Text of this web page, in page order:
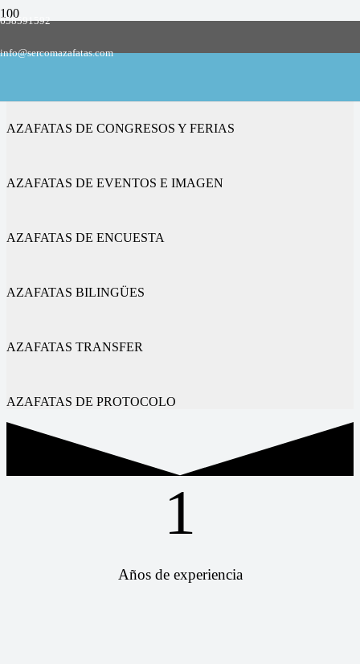
658591592
info@sercomazafatas.com
AZAFATAS DE CONGRESOS Y FERIAS
AZAFATAS DE EVENTOS E IMAGEN
AZAFATAS DE ENCUESTA
AZAFATAS BILINGÜES
AZAFATAS TRANSFER
AZAFATAS DE PROTOCOLO
1
Años de experiencia